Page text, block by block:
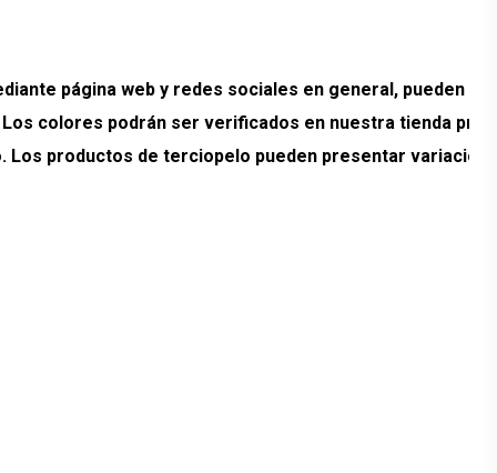
página web y redes sociales en general, pueden
colores podrán ser verificados en nuestra tienda
Los productos de terciopelo pueden presentar